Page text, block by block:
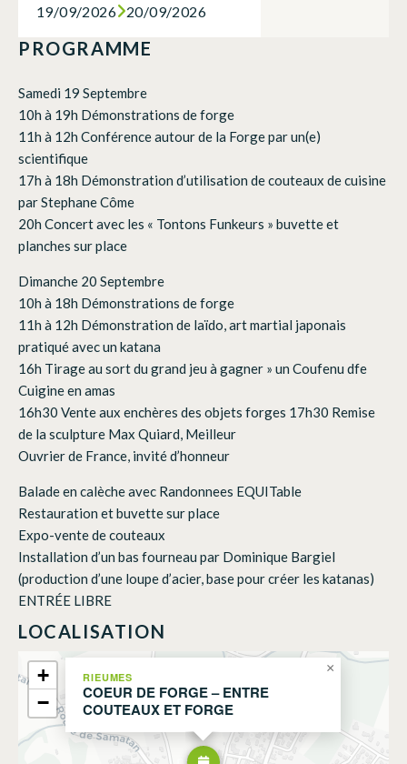
19/09/2026 20/09/2026
PROGRAMME
Samedi 19 Septembre
10h à 19h Démonstrations de forge
11h à 12h Conférence autour de la Forge par un(e)
scientifique
17h à 18h Démonstration d’utilisation de couteaux de cuisine
par Stephane Côme
20h Concert avec les « Tontons Funkeurs » buvette et
planches sur place
Dimanche 20 Septembre
10h à 18h Démonstrations de forge
11h à 12h Démonstration de laïdo, art martial japonais
pratiqué avec un katana
16h Tirage au sort du grand jeu à gagner » un Coufenu dfe
Cuigine en amas
16h30 Vente aux enchères des objets forges 17h30 Remise
de la sculpture Max Quiard, Meilleur
Ouvrier de France, invité d’honneur
Balade en calèche avec Randonnees EQUITable
Restauration et buvette sur place
Expo-vente de couteaux
Installation d’un bas fourneau par Dominique Bargiel
(production d’une loupe d’acier, base pour créer les katanas)
ENTRÉE LIBRE
LOCALISATION
RIEUMES
COEUR DE FORGE – ENTRE
COUTEAUX ET FORGE
×
+
−